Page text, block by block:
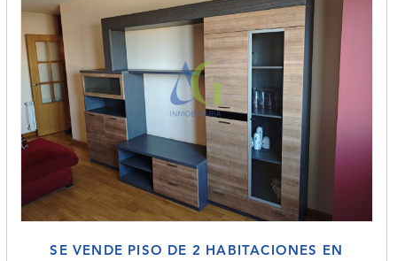
SE VENDE PISO DE 2 HABITACIONES EN